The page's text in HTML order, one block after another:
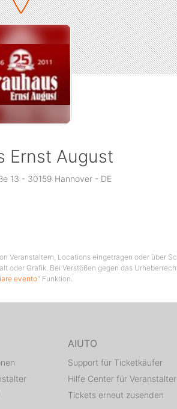
Ernst August
13 - 30159 Hannover - DE
Veranstaltern, Locations eingetragen oder über
oder Grafik. Bei Verstößen gegen das
evento" Funktion.
AIUTO
Support für Ticketkäufer
Hilfe Center für Veranstalter
Tickets erneut zusenden